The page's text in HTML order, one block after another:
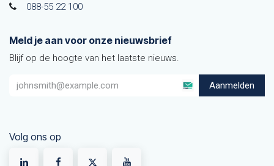
088-55 22 100
Meld je aan voor onze nieuwsbrief
Blijf op de hoogte van het laatste nieuws.
Aanmelden
Volg ons op